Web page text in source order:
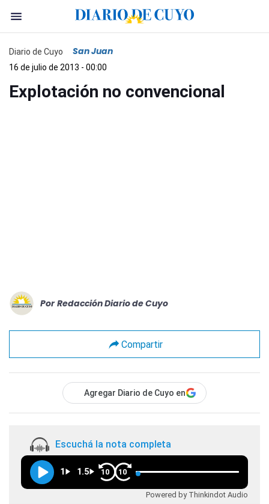
Diario de Cuyo San Juan
16 de julio de 2013 - 00:00
Explotación no convencional
Por Redacción Diario de Cuyo
Compartir
Agregar Diario de Cuyo en
Escuchá la nota completa
1 1.5 10 10
Powered by Thinkindot Audio